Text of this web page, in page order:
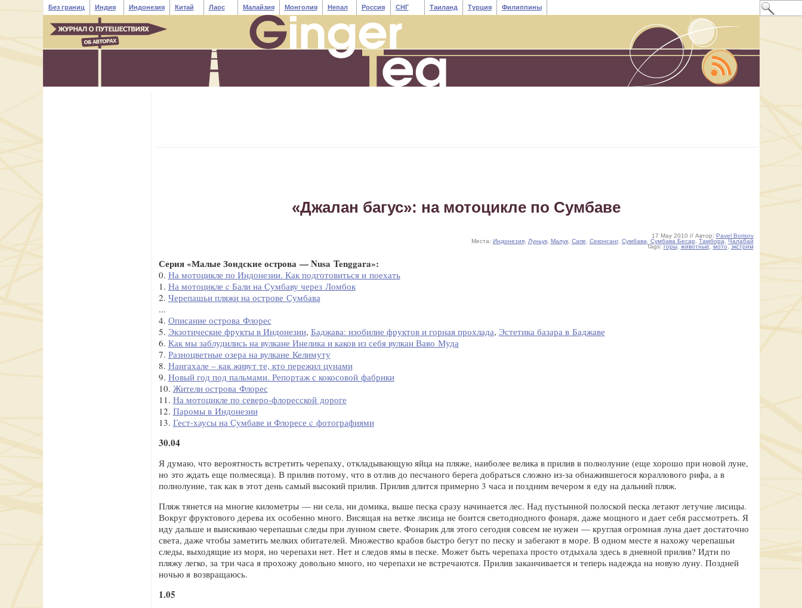
Без границ Индия Индонезия Китай Лаос Малайзия Монголия Непал Россия СНГ Таиланд Турция Филиппины
«Джалан багус»: на мотоцикле по Сумбаве
17 May 2010 // Автор: Pavel Borisov
Места: Индонезия, Луньук, Малук, Сапе Секонганг, Сумбава Сумбава Бесар Тамбора,Чалабай
Tags:горы,животные,мото,экстрим
Серия «Малые Зондские острова — Nusa Tenggara»:
0. На мотоцикле по Индонезии. Как подготовиться и поехать
1. На мотоцикле c Бали на Сумбаву через Ломбок
2. Черепашьи пляжи на острове Сумбава
...
4. Описание острова Флорес
5. Экзотические фрукты в Индонезии, Баджава: изобилие фруктов и горная прохлада, Эстетика базара в Баджаве
6. Как мы заблудились на вулкане Инелика и каков из себя вулкан Ваво Муда
7. Разноцветные озера на вулкане Келимуту
8. Нангахале – как живут те, кто пережил цунами
9. Новый год под пальмами. Репортаж с кокосовой фабрики
10. Жители острова Флорес
11. На мотоцикле по северо-флоресской дороге
12. Паромы в Индонезии
13. Гест-хаусы на Сумбаве и Флоресе c фотографиями
30.04
Я думаю, что вероятность встретить черепаху, откладывающую яйца на пляже, наиболее велика в прилив в полнолуние (еще хорошо при новой луне,
но это ждать еще полмесяца). В прилив потому, что в отлив до песчаного берега добраться сложно из-за обнажившегося кораллового рифа, а в
полнолуние, так как в этот день самый высокий прилив. Прилив длится примерно 3 часа и поздним вечером я еду на дальний пляж.
Пляж тянется на многие километры — ни села, ни домика, выше песка сразу начинается лес. Над пустынной полоской песка летают летучие лисицы.
Вокруг фруктового дерева их особенно много. Висящая на ветке лисица не боится светодиодного фонаря, даже мощного и дает себя рассмотреть. Я
иду дальше и выискиваю черепашьи следы при лунном свете. Фонарик для этого сегодня совсем не нужен — круглая огромная луна дает достаточно
света, даже чтобы заметить мелких обитателей. Множество крабов быстро бегут по песку и забегают в море. В одном месте я нахожу черепашьи
следы, выходящие из моря, но черепахи нет. Нет и следов ямы в песке. Может быть черепаха просто отдыхала здесь в дневной прилив? Идти по
пляжу легко, за три часа я прохожу довольно много, но черепахи не встречаются. Прилив заканчивается и теперь надежда на новую луну. Поздней
ночью я возвращаюсь.
1.05